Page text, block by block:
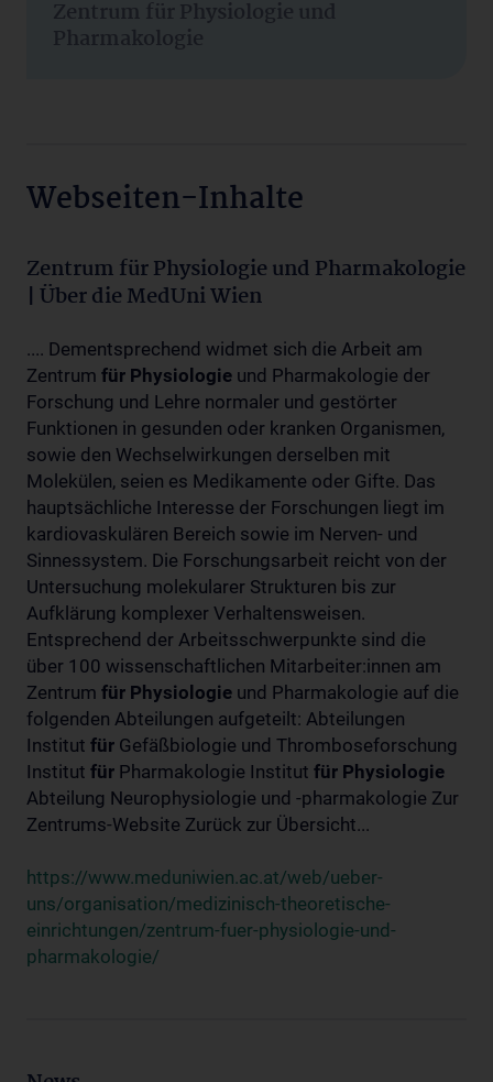
Zentrum für Physiologie und
Pharmakologie
Webseiten-Inhalte
Zentrum für Physiologie und Pharmakologie
| Über die MedUni Wien
.... Dementsprechend widmet sich die Arbeit am
Zentrum für Physiologie und Pharmakologie der
Forschung und Lehre normaler und gestörter
Funktionen in gesunden oder kranken Organismen,
sowie den Wechselwirkungen derselben mit
Molekülen, seien es Medikamente oder Gifte. Das
hauptsächliche Interesse der Forschungen liegt im
kardiovaskulären Bereich sowie im Nerven- und
Sinnessystem. Die Forschungsarbeit reicht von der
Untersuchung molekularer Strukturen bis zur
Aufklärung komplexer Verhaltensweisen.
Entsprechend der Arbeitsschwerpunkte sind die
über 100 wissenschaftlichen Mitarbeiter:innen am
Zentrum für Physiologie und Pharmakologie auf die
folgenden Abteilungen aufgeteilt: Abteilungen
Institut für Gefäßbiologie und Thromboseforschung
Institut für Pharmakologie Institut für Physiologie
Abteilung Neurophysiologie und -pharmakologie Zur
Zentrums-Website Zurück zur Übersicht...
https://www.meduniwien.ac.at/web/ueber-
uns/organisation/medizinisch-theoretische-
einrichtungen/zentrum-fuer-physiologie-und-
pharmakologie/